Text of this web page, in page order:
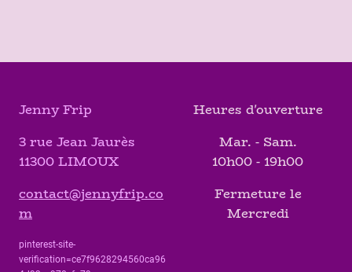
Jenny Frip
3 rue Jean Jaurès
11300 LIMOUX
contact@jennyfrip.co
m
pinterest-site-
verification=ce7f9628294560ca96
Heures d'ouverture
Mar. - Sam.
10h00 - 19h00
Fermeture le
Mercredi